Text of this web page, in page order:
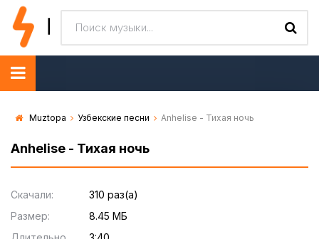
Muztopa Узбекские песни Anhelise - Тихая ночь
Anhelise - Тихая ночь
Скачали:
310 раз(а)
Размер:
8.45 МБ